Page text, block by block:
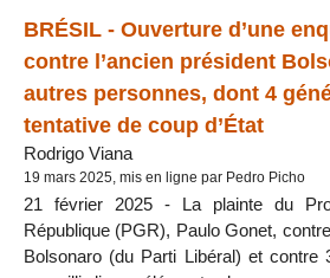
BRÉSIL - Ouverture d’une
contre l’ancien président
autres personnes, dont 4
tentative de coup d’État
Rodrigo Viana
19 mars 2025, mis en ligne par Pedro Picho
21 février 2025 - La plainte du
République (PGR), Paulo Gonet,
Bolsonaro (du Parti Libéral) et contre